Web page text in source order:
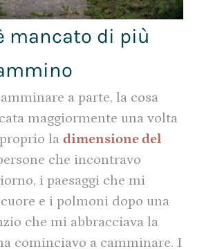
mancato di più
a parte, la cosa
maggiormente una volta
la dimensione del
che incontravo
i paesaggi che mi
e i polmoni dopo una
che mi abbracciava la
cominciavo a camminare. I